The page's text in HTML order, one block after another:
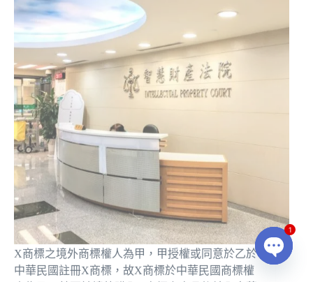
X商標之境外商標權人為甲，甲授權或同意於乙於
中華民國註冊X商標，故X商標於中華民國商標權
人為乙。若丙於境外購入X商標之商品後輸入中華
民國，乙是否可主張丙侵害其X商標之商標權？
1